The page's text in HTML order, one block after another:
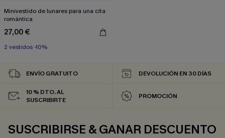
Minivestido de lunares para una cita
romántica
27,00 €
2 vestidos -10%
ENVÍO GRATUITO DEVOLUCIÓN EN 30 DÍAS
10 % DTO. AL
SUSCRIBIRTE
PROMOCIÓN
SUSCRIBIRSE & GANAR DESCUENTO